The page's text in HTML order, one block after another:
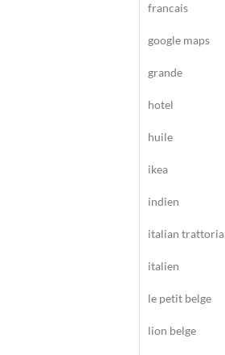
francais
google maps
grande
hotel
huile
ikea
indien
italian trattoria
italien
le petit belge
lion belge